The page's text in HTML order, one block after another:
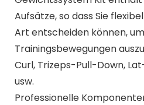
Aufsätze, so dass Sie
Art entscheiden können,
Trainingsbewegungen
Curl, Trizeps-Pull-Down,
usw.
Professionelle